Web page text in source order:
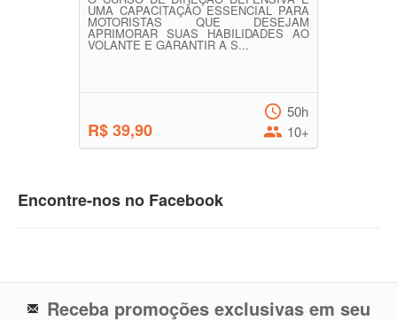
UMA CAPACITAÇÃO ESSENCIAL PARA
MOTORISTAS QUE DESEJAM
APRIMORAR SUAS HABILIDADES AO
VOLANTE E GARANTIR A S...
R$ 39,90
50h
10+
Encontre-nos no Facebook
Receba promoções exclusivas em seu